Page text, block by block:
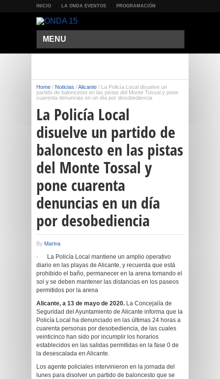
INICIO LA ONDA EVENTOS PROGRAMACIÓN
MENU
Home / Noticias /Alicante / La Policía Local disuelve un
partido de baloncesto en las pistas del Monte Tossal y pone
cuarenta denuncias en un día por desobediencia
La Policía Local
disuelve un partido de
baloncesto en las pistas
del Monte Tossal y
pone cuarenta
denuncias en un día
por desobediencia
By Marina
· La Policía Local mantiene un amplio operativo
diario en las playas de Alicante, y recuerda que está
prohibido el baño, permanecer en la arena tomando el
sol y se deben mantener las distancias en los paseos
permitidos por la arena
Alicante, a 13 de mayo de 2020. La Concejalía de
Seguridad del Ayuntamiento de Alicante informa que la
Policía Local ha denunciado en las últimas 24 horas a
cuarenta personas por desobediencia, de las cuales
veinticinco han sido por incumplir los horarios
establecidos en las salidas permitidas en la fase 0 de
la desescalada en Alicante.
Los agente policiales intervinieron en la jornada del
lunes para disolver un partido de baloncesto que se